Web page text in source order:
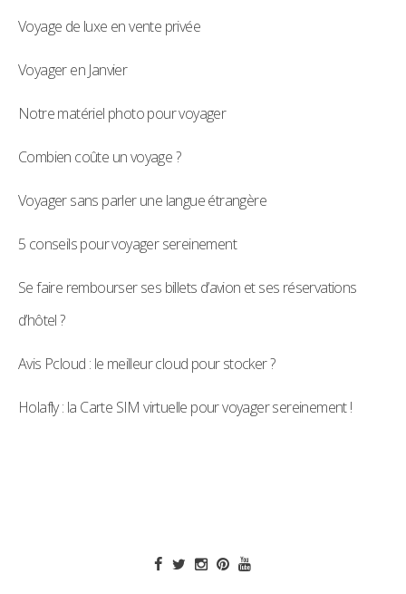
Voyage de luxe en vente privée
Voyager en Janvier
Notre matériel photo pour voyager
Combien coûte un voyage ?
Voyager sans parler une langue étrangère
5 conseils pour voyager sereinement
Se faire rembourser ses billets d’avion et ses réservations
d’hôtel ?
Avis Pcloud : le meilleur cloud pour stocker ?
Holafly : la Carte SIM virtuelle pour voyager sereinement !